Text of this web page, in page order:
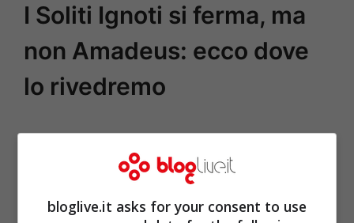
I Soliti Ignoti si ferma, ma
non Amadeus: ecco dove
lo rivedremo
bloglive.it asks for your consent to use